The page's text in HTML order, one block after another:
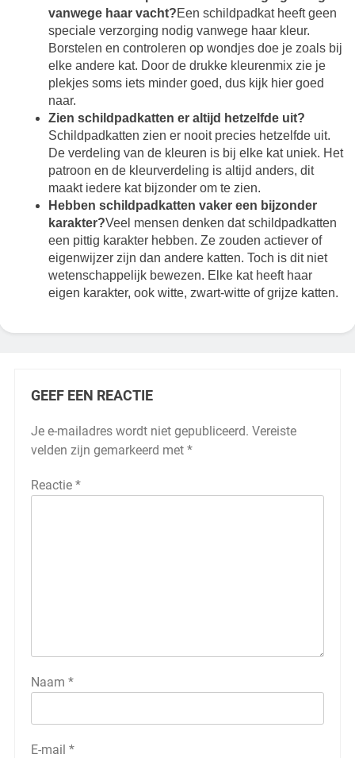
vanwege haar vacht?Een schildpadkat heeft geen
speciale verzorging nodig vanwege haar kleur.
Borstelen en controleren op wondjes doe je zoals bij
elke andere kat. Door de drukke kleurenmix zie je
plekjes soms iets minder goed, dus kijk hier goed
naar.
Zien schildpadkatten er altijd hetzelfde uit?
Schildpadkatten zien er nooit precies hetzelfde uit.
De verdeling van de kleuren is bij elke kat uniek. Het
patroon en de kleurverdeling is altijd anders, dit
maakt iedere kat bijzonder om te zien.
Hebben schildpadkatten vaker een bijzonder
karakter?Veel mensen denken dat schildpadkatten
een pittig karakter hebben. Ze zouden actiever of
eigenwijzer zijn dan andere katten. Toch is dit niet
wetenschappelijk bewezen. Elke kat heeft haar
eigen karakter, ook witte, zwart-witte of grijze katten.
GEEF EEN REACTIE
Je e-mailadres wordt niet gepubliceerd. Vereiste
velden zijn gemarkeerd met *
Reactie *
Naam *
E-mail *